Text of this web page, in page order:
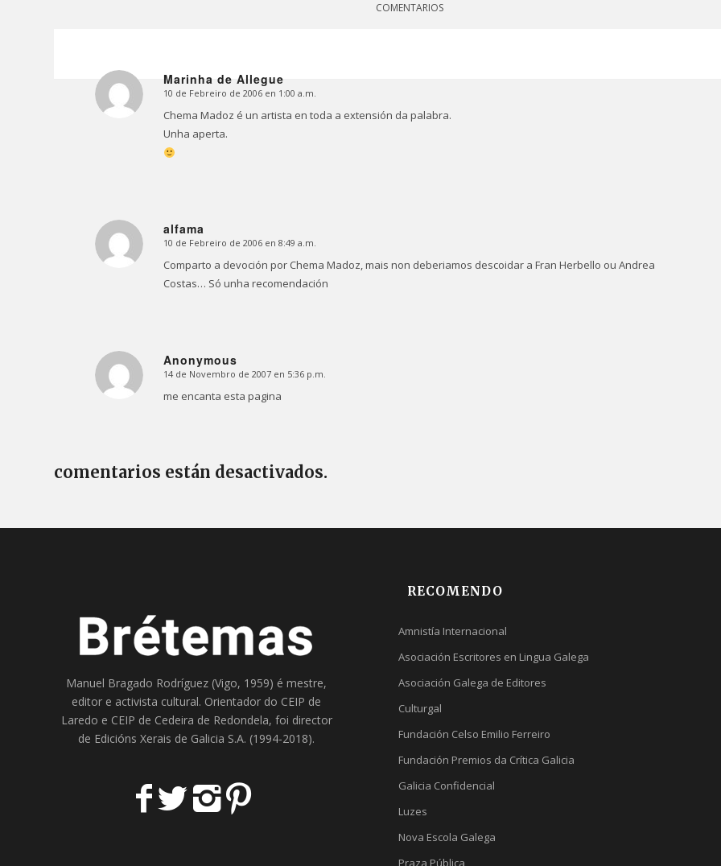
COMENTARIOS
Marinha de Allegue
Dice:
10 de Febreiro de 2006 en 1:00 a.m.
Chema Madoz é un artista en toda a extensión da palabra.
Unha aperta.
alfama
Dice:
10 de Febreiro de 2006 en 8:49 a.m.
Comparto a devoción por Chema Madoz, mais non deberiamos descoidar a Fran Herbello ou Andrea
Costas… Só unha recomendación
Anonymous
Dice:
14 de Novembro de 2007 en 5:36 p.m.
me encanta esta pagina
comentarios están desactivados.
Manuel Bragado Rodríguez (Vigo, 1959) é mestre,
editor e activista cultural. Orientador do CEIP de
Laredo e CEIP de Cedeira de Redondela, foi director
de Edicións Xerais de Galicia S.A. (1994-2018).
RECOMENDO
Amnistía Internacional
Asociación Escritores en Lingua Galega
Asociación Galega de Editores
Culturgal
Fundación Celso Emilio Ferreiro
Fundación Premios da Crítica Galicia
Galicia Confidencial
Luzes
Nova Escola Galega
Praza Pública